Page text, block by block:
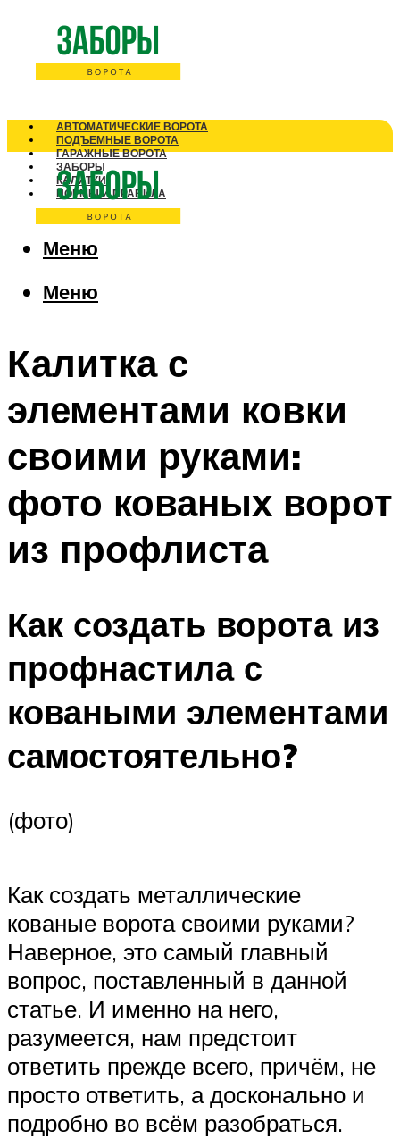
АВТОМАТИЧЕСКИЕ ВОРОТА
ПОДЪЕМНЫЕ ВОРОТА
ГАРАЖНЫЕ ВОРОТА
ЗАБОРЫ
КАЛИТКИ
НОРМЫ И ПРАВИЛА
Меню
Меню
Калитка с
элементами ковки
своими руками:
фото кованых ворот
из профлиста
Как создать ворота из
профнастила с
коваными элементами
самостоятельно?
(фото)
Как создать металлические
кованые ворота своими руками?
Наверное, это самый главный
вопрос, поставленный в данной
статье. И именно на него,
разумеется, нам предстоит
ответить прежде всего, причём, не
просто ответить, а досконально и
подробно во всём разобраться.